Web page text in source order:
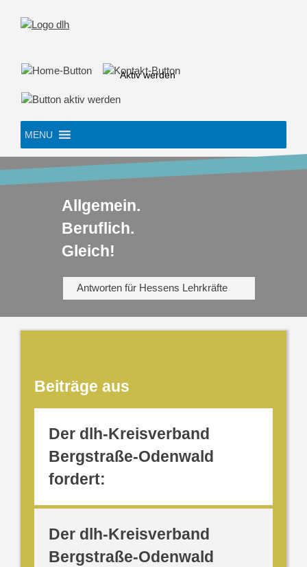
Aktiv werden
MENU
Allgemein.
Beruflich.
Gleich!
Antworten für Hessens Lehrkräfte
Beiträge aus
Der dlh-Kreisverband
Bergstraße-Odenwald
fordert:
Der dlh-Kreisverband
Bergstraße-Odenwald